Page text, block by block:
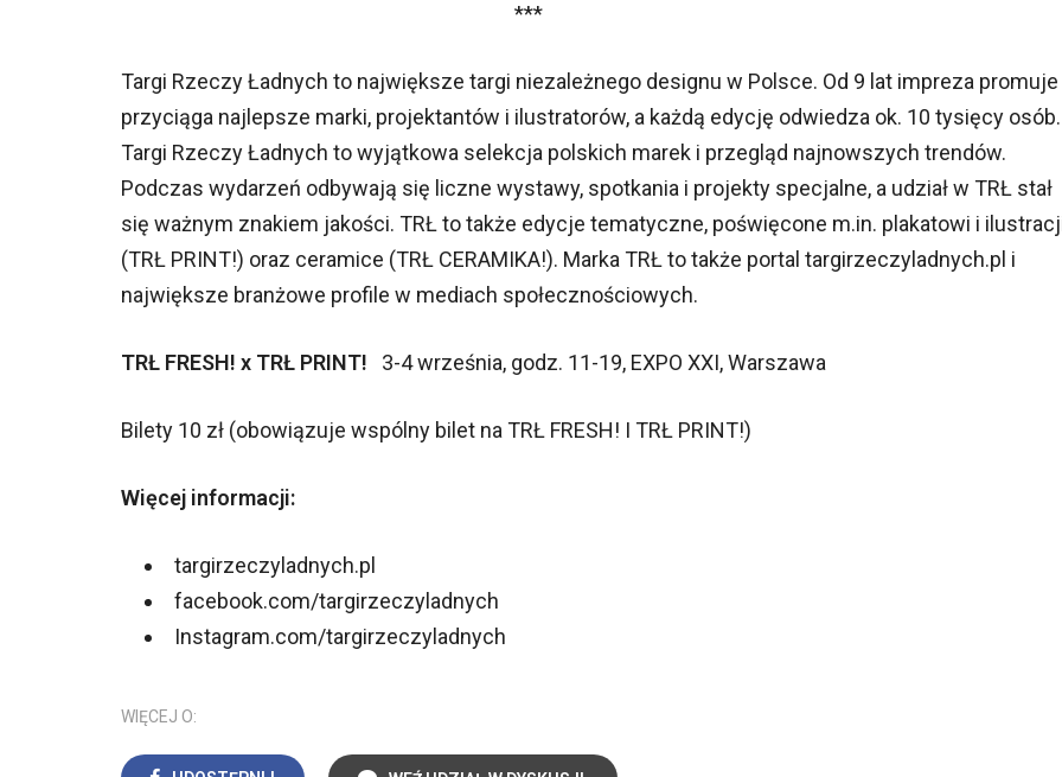
***
Targi Rzeczy Ładnych to największe targi niezależnego designu w Polsce. Od 9 lat impreza promuje
przyciąga najlepsze marki, projektantów i ilustratorów, a każdą edycję odwiedza ok. 10 tysięcy osób.
Targi Rzeczy Ładnych to wyjątkowa selekcja polskich marek i przegląd najnowszych trendów.
Podczas wydarzeń odbywają się liczne wystawy, spotkania i projekty specjalne, a udział w TRŁ stał
się ważnym znakiem jakości. TRŁ to także edycje tematyczne, poświęcone m.in. plakatowi i
(TRŁ PRINT!) oraz ceramice (TRŁ CERAMIKA!). Marka TRŁ to także portal targirzeczyladnych.pl i
największe branżowe profile w mediach społecznościowych.
TRŁ FRESH! x TRŁ PRINT! 3-4 września, godz. 11-19, EXPO XXI, Warszawa
Bilety 10 zł (obowiązuje wspólny bilet na TRŁ FRESH! I TRŁ PRINT!)
Więcej informacji:
targirzeczyladnych.pl
facebook.com/targirzeczyladnych
Instagram.com/targirzeczyladnych
WIĘCEJ O: